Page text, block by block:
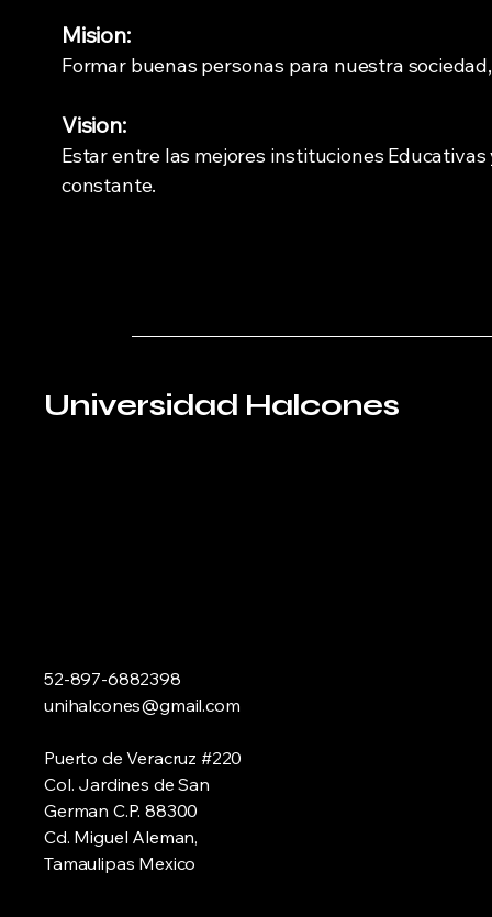
Mision:
Formar buenas personas para nuestra
Vision:
Estar entre las mejores instituciones
constante.
Universidad Halcones
52-897-6882398
unihalcones@gmail.com
Puerto de Veracruz #220
Col. Jardines de San
German C.P. 88300
Cd. Miguel Aleman,
Tamaulipas Mexico